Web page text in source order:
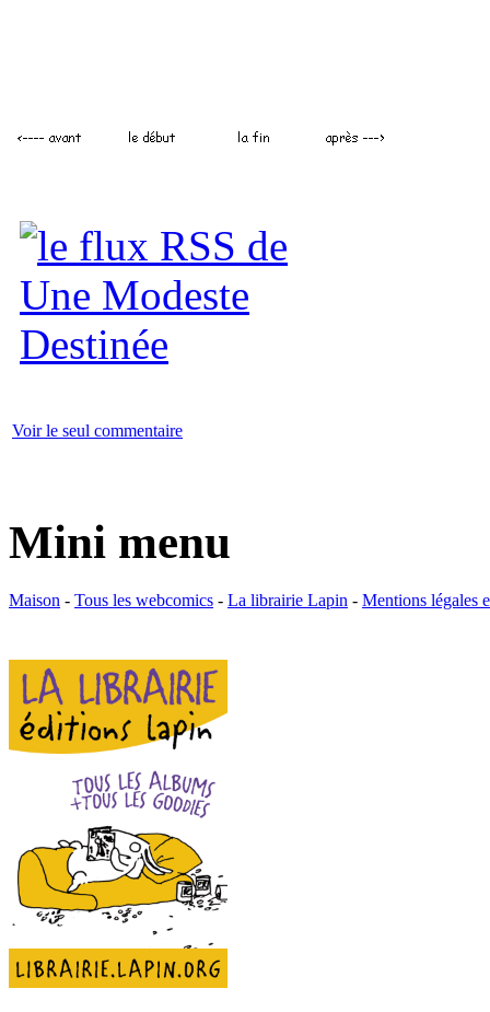
Voir le seul commentaire
Mini menu
Maison - Tous les webcomics - La librairie Lapin - Mentions légales